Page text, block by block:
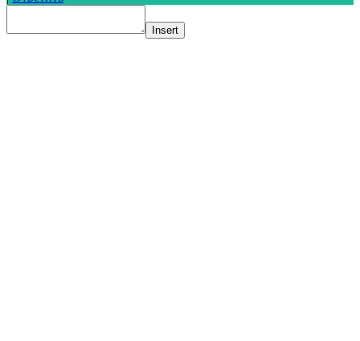
Insert